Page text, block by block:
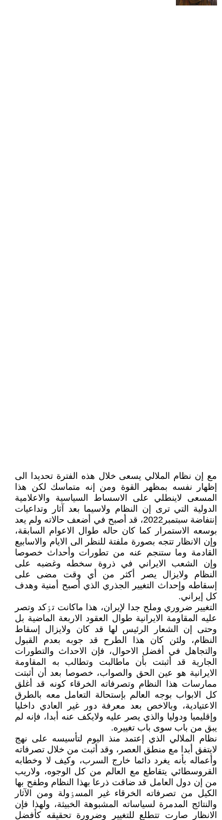
مع إن نظام الملالي يسعى خلال هذه الفترة تحديدا الى
إظهار نفسه بمظهر القوة ومن إنه متماسك لکن هذا
المسعى لاينطلي على الاسساط السياسية والاعلامية
الدولية التي ترى إن النظام ولاسيما بعد آثار وتداعيات
إنتفاضة سبتمبر2022، قد أصبح في أضعف حالاته ولم يعد
بوسعه الاستمرار کما کان حاله طوال الاعوام السابقة،
وإن الانظار تتجه بصورة ملفتة للنظر الى الايام والاسابيع
القادمة وما ستنجم عنه من تطورات وأحداث خصوصا
وإن الشعب الايراني في ذروة سخطه وغضبه على
النظام ولايزال يصر أکثر من أي وقت مضى على
إسقاطه وإحداث التغيير الجذري الذي أصبح أمنية وهدف
کل إيراني.
التغيير ضروري وملح جدا لإيران، هذا ماکانت تٶکد وتصر
عليه المقاومة الايرانية طوال العقود الاربعة الماضية بل
وحتى إن الشعار الرئيس لها قد کان ولايزال إسقاط
النظام، ولئن کان هذا الطرح قد جوبه بعدم القبول
والتجاهل في أفضل الاحوال، فإن الاحداث والتطورات
الجارية قد أثبتت بأن ماطالبت وتطالب به المقاومة
الايرانية هو عين الحق والصواب، خصوصا بعد أن أثبتت
ممارسات هذا النظام وتصرفاته الخرقاء کونه قد أغلق
کل الابواب بوجه العالم بإستحالة التعامل معه بالطرق
الاعتيادية، وبالاخص بعد معرفة دور غير العادي داخليا
وإقليميا ودوليا والذي يصر عليه ولايکف عنه أبدا، فإنه لم
يبق من باب سوى باب تغييره.
نظام الملالي الذي إعتمد منذ اليوم لتأسيسه على نهج
لايتفق أبدا مع منطق العصر، وقد أثبت من خلال تصرفاته
وأعماله بأنه يغرد دائما خارج السرب، وکيف لا وخطابه
القروسطائي يتقاطع مع العالم من کل الوجوه، ولاريب
من إن دول العامل قد ضاقت ذرعا بهذا النظام وطفح بها
الکيل من تصرفاته الخرقاء غير المسٶولة ومن الآثار
والنتائج المدمرة لسياساته المشبوهة الخبيثة، ولهذا فإن
الانظار صارت تتطلع للتغيير وضرورة تحقيقه کأفضل